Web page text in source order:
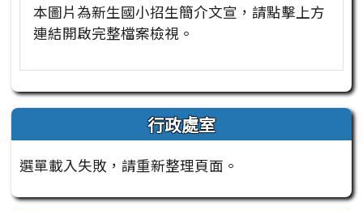
本圖片為新生國小招生簡介文宣，請點擊上方
連結開啟完整檔案檢視。
行政處室
選單載入失敗，請重新整理頁面。